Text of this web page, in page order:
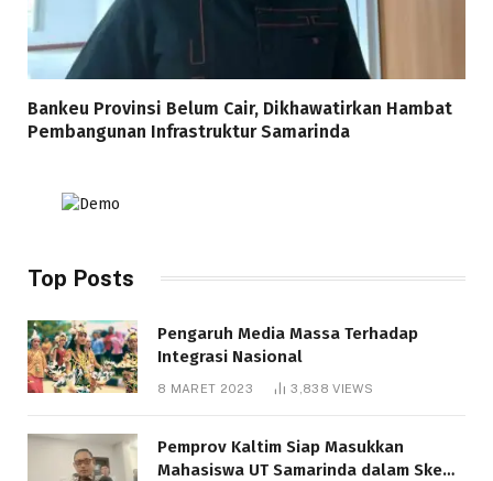
Bankeu Provinsi Belum Cair, Dikhawatirkan Hambat
Pembangunan Infrastruktur Samarinda
Top Posts
Pengaruh Media Massa Terhadap
Integrasi Nasional
8 MARET 2023 3,838VIEWS
Pemprov Kaltim Siap Masukkan
Mahasiswa UT Samarinda dalam Skema